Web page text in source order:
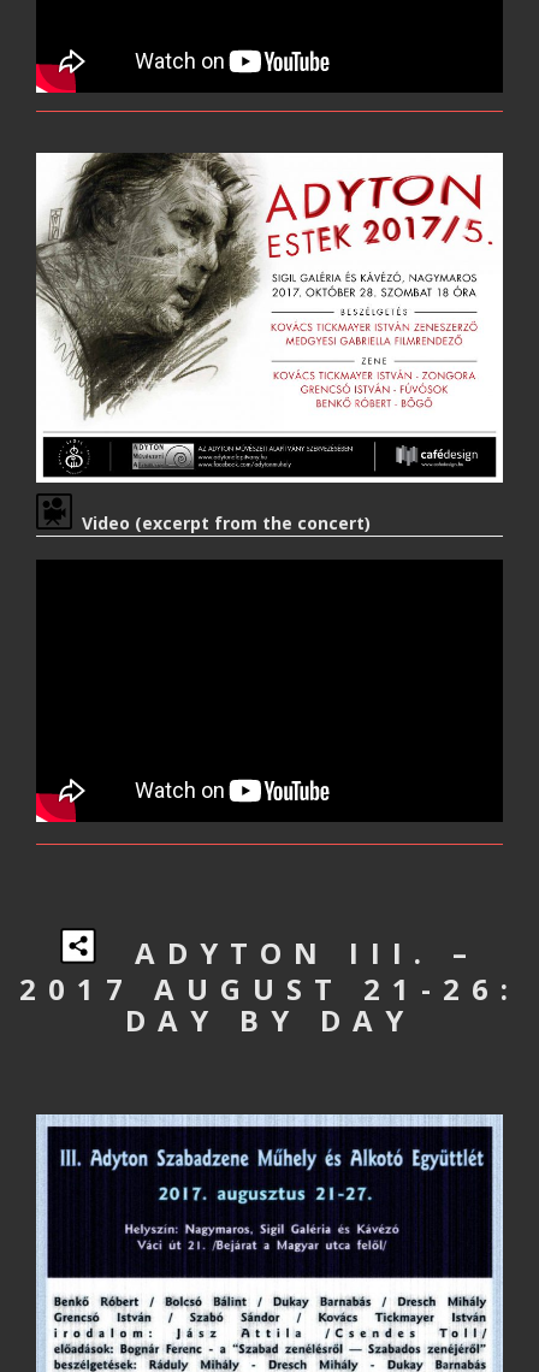
Video (excerpt from the concert)
ADYTON III. –
2017 AUGUST 21-26:
DAY BY DAY